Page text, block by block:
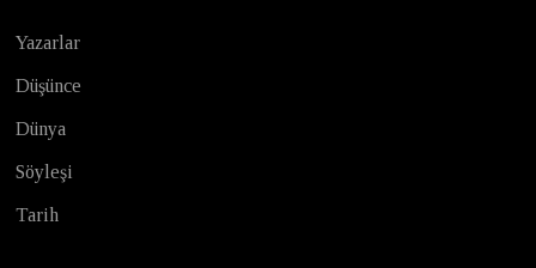
Yazarlar
Düşünce
Dünya
Söyleşi
Tarih